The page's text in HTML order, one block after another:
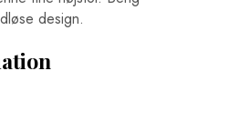
design.